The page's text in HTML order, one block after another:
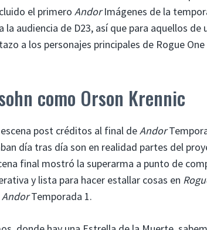
el primero AndorImágenes de la
la audiencia de D23, así que para aquellos
a los personajes principales de Rogue
como Orson Krennic
post créditos al final deAndor
día tras día son en realidad partes del
final mostró la superarma a punto de
y lista para hacer estallar cosas en
AndorTemporada 1.